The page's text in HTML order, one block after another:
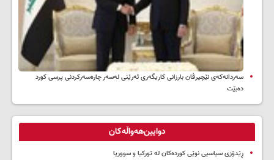
سه‌ردانه‌کەی نێچیرڤان بارزانی كاریگه‌ری ئه‌رێنی له‌سه‌ر چاره‌سه‌ركردنی پرسی كورد
ده‌بێت
دوایین‌هەواڵەکان
ڕێدۆزی سیاسیی نوێی کوردەکان لە تورکیا و سووریا